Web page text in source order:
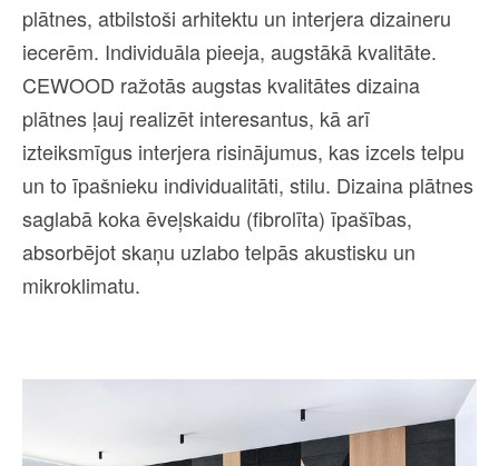
plātnes, atbilstoši arhitektu un interjera dizaineru
iecerēm. Individuāla pieeja, augstākā kvalitāte.
CEWOOD ražotās augstas kvalitātes dizaina
plātnes ļauj realizēt interesantus, kā arī
izteiksmīgus interjera risinājumus, kas izcels telpu
un to īpašnieku individualitāti, stilu. Dizaina plātnes
saglabā koka ēveļskaidu (fibrolīta) īpašības,
absorbējot skaņu uzlabo telpās akustisku un
mikroklimatu.